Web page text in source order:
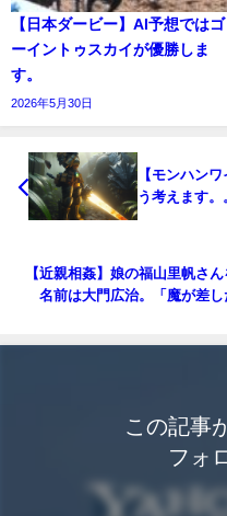
【日本ダービー】AI予想ではゴ
ーイントゥスカイが優勝しま
す。
2026年5月30日
【モンハン
う考えます。
【近親相姦】娘の福山里帆さ
名前は大門広治。「魔が差
この記事
フォ